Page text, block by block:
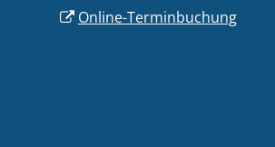
Online-Terminbuchung